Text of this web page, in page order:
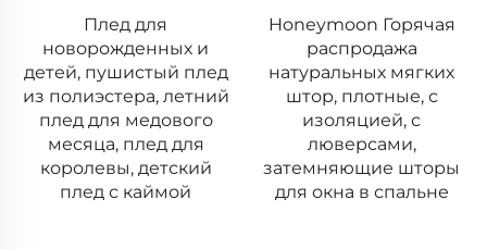
Плед для
новорожденных и
детей, пушистый плед
из полиэстера, летний
плед для медового
месяца, плед для
королевы, детский
плед с каймой
Honeymoon Горячая
распродажа
натуральных мягких
штор, плотные, с
изоляцией, с
люверсами,
затемняющие шторы
для окна в спальне